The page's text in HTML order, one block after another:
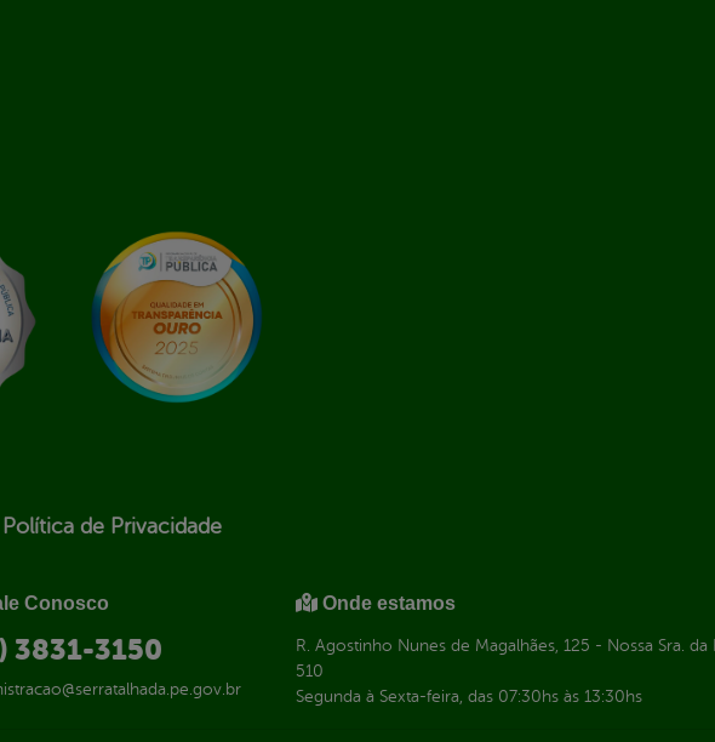
Política de Privacidade
Conosco
3831-3150
Onde estamos
R. Agostinho Nunes de Magalhães, 125 - Nossa Sra.
510
Segunda à Sexta-feira, das 07:30hs às 13:30hs